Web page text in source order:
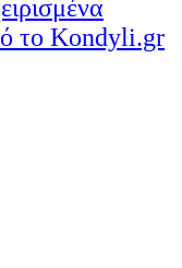
το Kondyli.gr